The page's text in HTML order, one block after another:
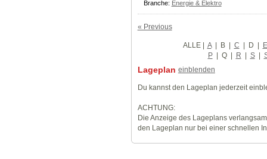
Branche: Energie & Elektro
« Previous
ALLE| A | B | C | D | E
P | Q | R | S |
Lageplan einblenden
Du kannst den Lageplan jederzeit
ACHTUNG:
Die Anzeige des Lageplans
den Lageplan nur bei einer schnellen